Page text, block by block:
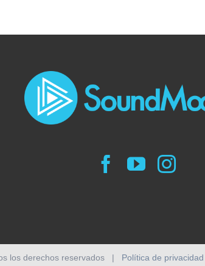
los derechos reservados | Política de privacidad